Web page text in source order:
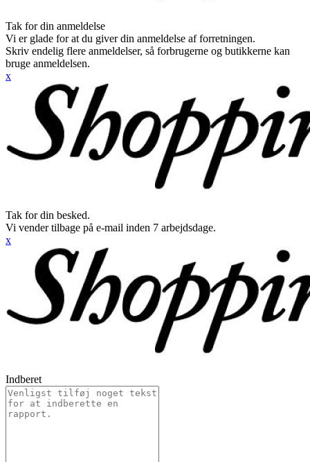
Tak for din anmeldelse
Vi er glade for at du giver din anmeldelse af forretningen.
Skriv endelig flere anmeldelser, så forbrugerne og butikkerne kan
bruge anmeldelsen.
x
Tak for din besked.
Vi vender tilbage på e-mail inden 7 arbejdsdage.
x
Indberet